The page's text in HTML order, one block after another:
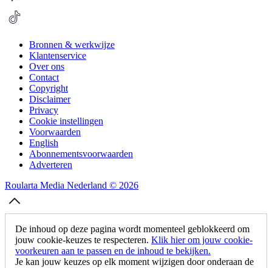
Bronnen & werkwijze
Klantenservice
Over ons
Contact
Copyright
Disclaimer
Privacy
Cookie instellingen
Voorwaarden
English
Abonnementsvoorwaarden
Adverteren
Roularta Media Nederland © 2026
De inhoud op deze pagina wordt momenteel geblokkeerd om
jouw cookie-keuzes te respecteren. Klik hier om jouw cookie-
voorkeuren aan te passen en de inhoud te bekijken.
Je kan jouw keuzes op elk moment wijzigen door onderaan de